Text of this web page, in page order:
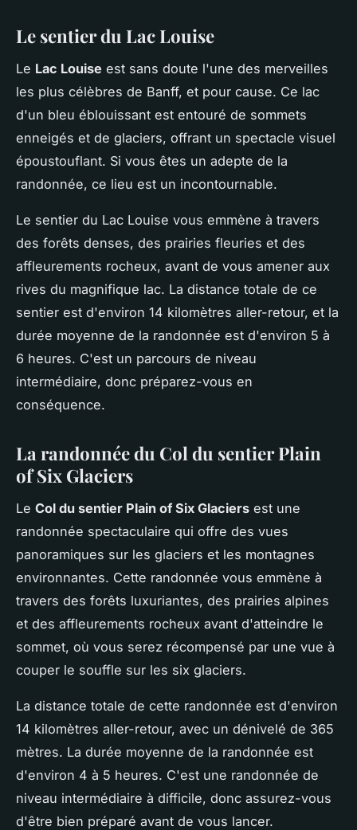
Le sentier du Lac Louise
Le Lac Louise est sans doute l'une des merveilles
les plus célèbres de Banff, et pour cause. Ce lac
d'un bleu éblouissant est entouré de sommets
enneigés et de glaciers, offrant un spectacle visuel
époustouflant. Si vous êtes un adepte de la
randonnée, ce lieu est un incontournable.
Le sentier du Lac Louise vous emmène à travers
des forêts denses, des prairies fleuries et des
affleurements rocheux, avant de vous amener aux
rives du magnifique lac. La distance totale de ce
sentier est d'environ 14 kilomètres aller-retour, et la
durée moyenne de la randonnée est d'environ 5 à
6 heures. C'est un parcours de niveau
intermédiaire, donc préparez-vous en
conséquence.
La randonnée du Col du sentier Plain
of Six Glaciers
Le Col du sentier Plain of Six Glaciers est une
randonnée spectaculaire qui offre des vues
panoramiques sur les glaciers et les montagnes
environnantes. Cette randonnée vous emmène à
travers des forêts luxuriantes, des prairies alpines
et des affleurements rocheux avant d'atteindre le
sommet, où vous serez récompensé par une vue à
couper le souffle sur les six glaciers.
La distance totale de cette randonnée est d'environ
14 kilomètres aller-retour, avec un dénivelé de 365
mètres. La durée moyenne de la randonnée est
d'environ 4 à 5 heures. C'est une randonnée de
niveau intermédiaire à difficile, donc assurez-vous
d'être bien préparé avant de vous lancer.